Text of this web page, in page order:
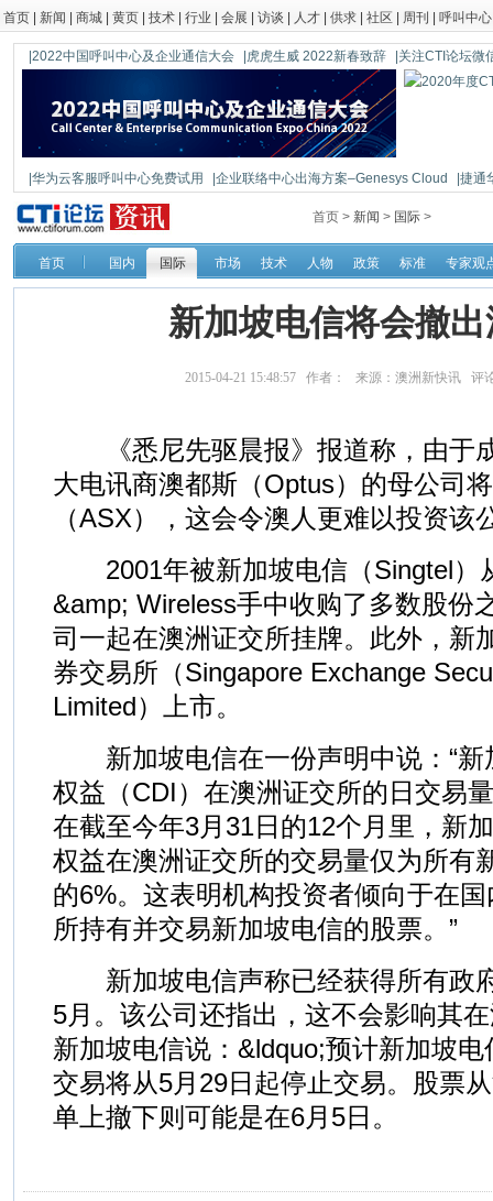
首页 新闻 商城 黄页 技术 行业 会展 访谈 人才 供求 社区 周刊 呼叫中心
|2022中国呼叫中心及企业通信大会 |虎虎生威 2022新春致辞 |关注CTI论坛微
|华为云客服呼叫中心免费试用 |企业联络中心出海方案–Genesys Cloud
|捷通
|鼎信通达新一代语音网关DAG1000-4S
首页 > 新闻 > 国际 >
首页 国内 国际 市场 技术 人物 政策 标准 专家观
新加坡电信将会撤
2015-04-21 15:48:57 作者： 来源：澳洲新快讯 评
《悉尼先驱晨报》报道称，由于
大电讯商澳都斯（Optus）的母公司
（ASX），这会令澳人更难以投资该
2001年被新加坡电信（Singtel）
&amp; Wireless手中收购了多数股份
司一起在澳洲证交所挂牌。此外，新
券交易所（Singapore Exchange
Limited）上市。
新加坡电信在一份声明中说：“新
权益（CDI）在澳洲证交所的日交易
在截至今年3月31日的12个月里，新
权益在澳洲证交所的交易量仅为所有
的6%。这表明机构投资者倾向于在
所持有并交易新加坡电信的股票。”
新加坡电信声称已经获得所有政
5月。该公司还指出，这不会影响其
新加坡电信说：&ldquo;预计新加坡
交易将从5月29日起停止交易。股票
单上撤下则可能是在6月5日。